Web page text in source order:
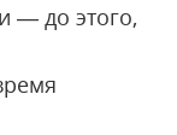
— до этого,